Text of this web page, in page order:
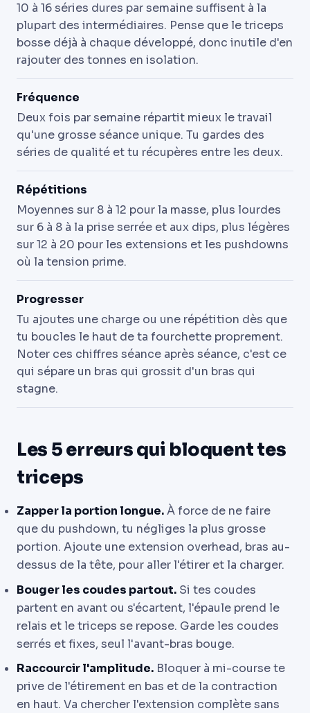
10 à 16 séries dures par semaine suffisent à la
plupart des intermédiaires. Pense que le triceps
bosse déjà à chaque développé, donc inutile d'en
rajouter des tonnes en isolation.
Fréquence
Deux fois par semaine répartit mieux le travail
qu'une grosse séance unique. Tu gardes des
séries de qualité et tu récupères entre les deux.
Répétitions
Moyennes sur 8 à 12 pour la masse, plus lourdes
sur 6 à 8 à la prise serrée et aux dips, plus légères
sur 12 à 20 pour les extensions et les pushdowns
où la tension prime.
Progresser
Tu ajoutes une charge ou une répétition dès que
tu boucles le haut de ta fourchette proprement.
Noter ces chiffres séance après séance, c'est ce
qui sépare un bras qui grossit d'un bras qui
stagne.
Les 5 erreurs qui bloquent tes
triceps
Zapper la portion longue.À force de ne faire
que du pushdown, tu négliges la plus grosse
portion. Ajoute une extension overhead, bras au-
dessus de la tête, pour aller l'étirer et la charger.
Bouger les coudes partout. Si tes coudes
partent en avant ou s'écartent, l'épaule prend le
relais et le triceps se repose. Garde les coudes
serrés et fixes, seul l'avant-bras bouge.
Raccourcir l'amplitude. Bloquer à mi-course te
prive de l'étirement en bas et de la contraction
en haut. Va chercher l'extension complète sans